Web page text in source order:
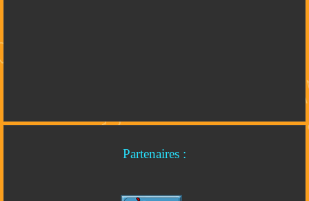
Partenaires :